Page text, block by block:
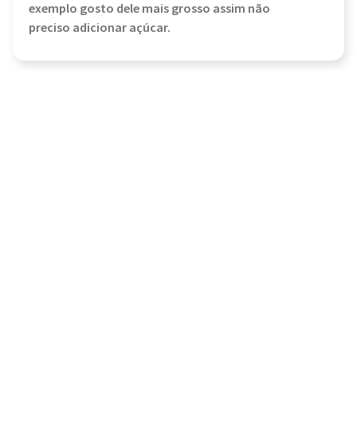
exemplo gosto dele mais grosso assim não
preciso adicionar açúcar.